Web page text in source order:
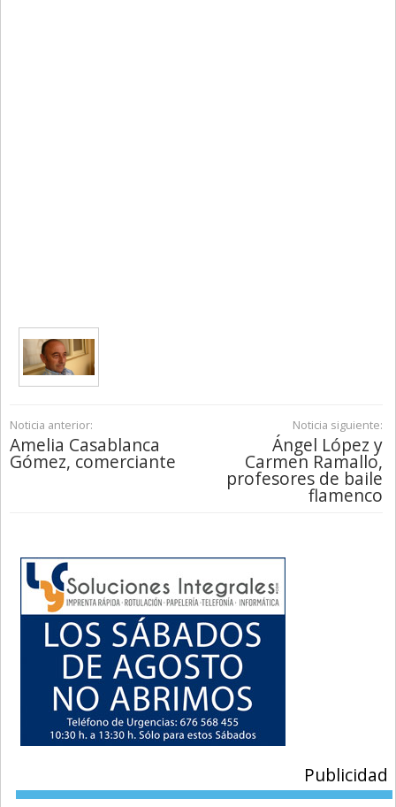
Noticia anterior:
Amelia Casablanca
Gómez, comerciante
Noticia siguiente:
Ángel López y
Carmen Ramallo,
profesores de baile
flamenco
Publicidad